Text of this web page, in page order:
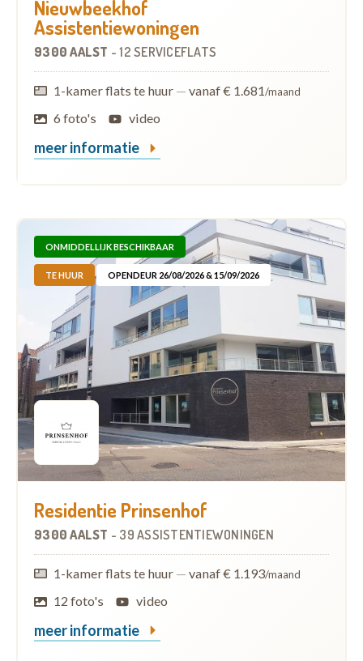
Nieuwbeekhof
Assistentiewoningen
9300 AALST -12 SERVICEFLATS
1-kamer flats te huur — vanaf € 1.681/maand
6 foto's video
meer informatie
ONMIDDELLIJK BESCHIKBAAR
TE HUUR OPENDEUR 26/08/2026 & 15/09/2026
Residentie Prinsenhof
9300 AALST - 39 ASSISTENTIEWONINGEN
1-kamer flats te huur — vanaf € 1.193/maand
12 foto's video
meer informatie